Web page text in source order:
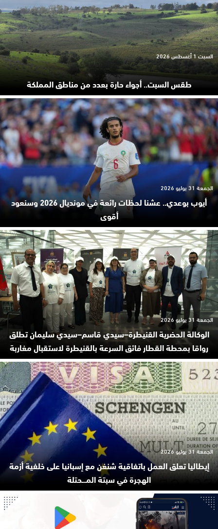
طقس السبت.. أجواء حارة بعدد من مناطق المملكة
السبت 1 أغسطس 2026
أيوب بوعدي.. عشنا لحظات رائعة في مونديال 2026 وسنعود
أقوى
الجمعة 31 يوليو 2026
الوكالة الحضرية القنيطرة–سيدي قاسم–سيدي سليمان تطلق
رواقا بمحطة القطار فائق السرعة بالقنيطرة لاستقبال مغاربة
الجمعة 31 يوليو 2026
إيطاليا تعلق العمل باتفاقية شنغن مع إسبانيا على خلفية أزمة
الهجرة في سبتة المـ.ـحتلة
الجمعة 31 يوليو 2026